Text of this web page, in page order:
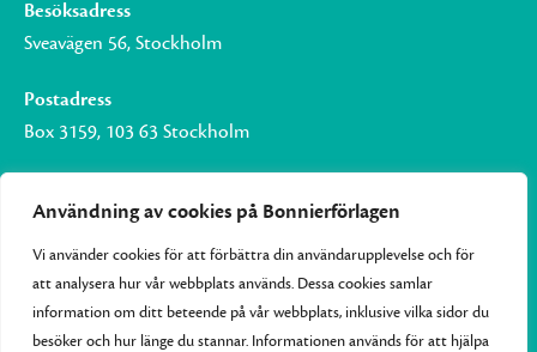
Användning av cookies på Bonnierförlagen
Vi använder cookies för att förbättra din användarupplevelse och för
att analysera hur vår webbplats används. Dessa cookies samlar
information om ditt beteende på vår webbplats, inklusive vilka sidor du
besöker och hur länge du stannar. Informationen används för att hjälpa
Besöksadress
Sveavägen 56, Stockholm
Postadress
Box 3159, 103 63 Stockholm
Om Bonnierförlagen
Cookies